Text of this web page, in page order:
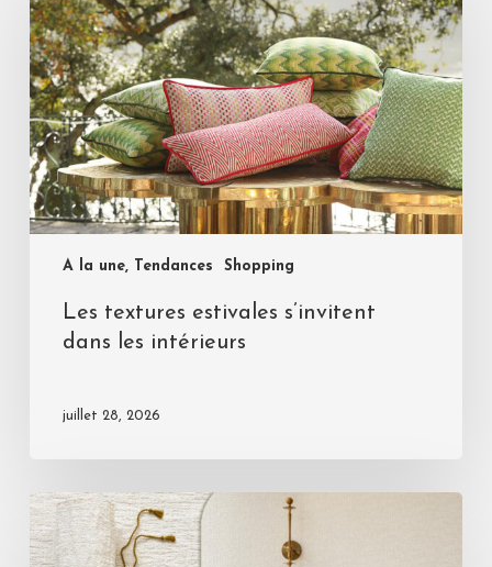
A la une, Tendances Shopping
Les textures estivales s’invitent
dans les intérieurs
juillet 28, 2026